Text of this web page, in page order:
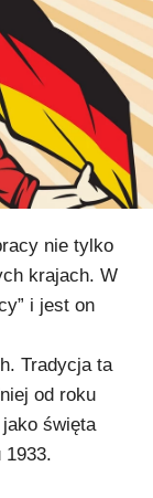
nie tylko
krajach. W
i jest on
Tradycja ta
od roku
święta
1933.